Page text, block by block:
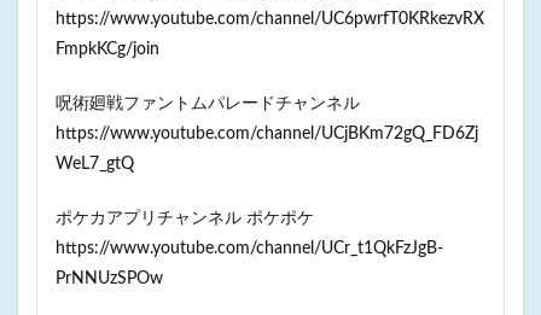
https://www.youtube.com/channel/UC6pwrfT0KRkezvRX
FmpkKCg/join
呪術廻戦ファントムパレードチャンネル
https://www.youtube.com/channel/UCjBKm72gQ_FD6Zj
WeL7_gtQ
ポケカアプリチャンネル ポケポケ
https://www.youtube.com/channel/UCr_t1QkFzJgB-
PrNNUzSPOw